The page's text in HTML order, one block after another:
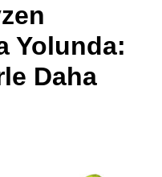
Yolunda:
Daha